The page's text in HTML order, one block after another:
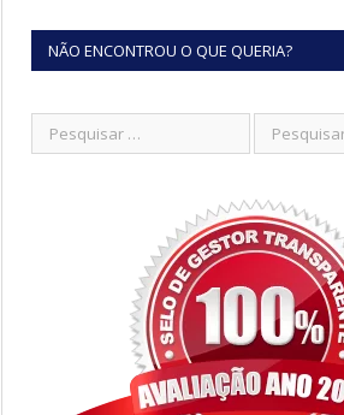
NÃO ENCONTROU O QUE QUERIA?